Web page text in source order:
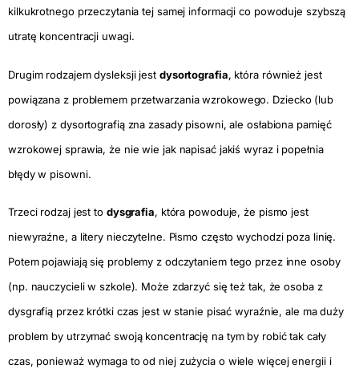
kilkukrotnego przeczytania tej samej informacji co powoduje szybszą
utratę koncentracji uwagi.
Drugim rodzajem dysleksji jest dysortografia, która również jest
powiązana z problemem przetwarzania wzrokowego. Dziecko (lub
dorosły) z dysortografią zna zasady pisowni, ale osłabiona pamięć
wzrokowej sprawia, że nie wie jak napisać jakiś wyraz i popełnia
błędy w pisowni.
Trzeci rodzaj jest to dysgrafia, która powoduje, że pismo jest
niewyraźne, a litery nieczytelne. Pismo często wychodzi poza linię.
Potem pojawiają się problemy z odczytaniem tego przez inne osoby
(np. nauczycieli w szkole). Może zdarzyć się też tak, że osoba z
dysgrafią przez krótki czas jest w stanie pisać wyraźnie, ale ma duży
problem by utrzymać swoją koncentrację na tym by robić tak cały
czas, ponieważ wymaga to od niej zużycia o wiele więcej energii i